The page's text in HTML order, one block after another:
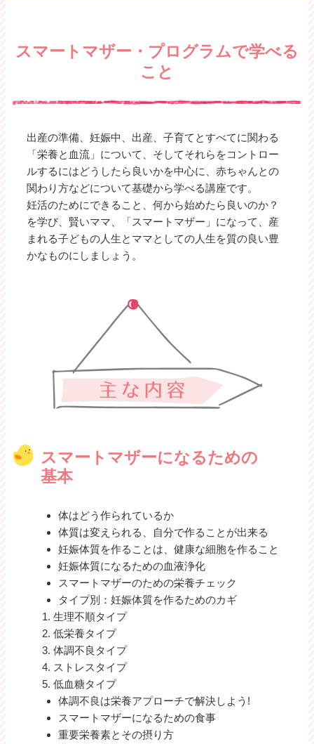
スマートマザー・プログラムで学べる
こと
出産の準備、妊娠中、出産、子育てとすべてに関わる
「栄養と血流」について、そしてそれらをコントロー
ルするにはどうしたら良いかを中心に、赤ちゃんとの
関わり方などについて基礎から学べる講座です。
妊活のためにできること、何から始めたら良いのか？
を学び、賢いママ、「スマートマザー」になって、産
まれる子どもの人生とママとしての人生を質の良い豊
かなものにしましょう。
スマートマザーになるための
基本
体はどう作られているか
体質は変えられる、自分で作ることが出来る
妊娠体質を作ることは、健康な細胞を作ること
妊娠体質になるための血液浄化
スマートマザーのための栄養チェック
タイプ別：妊娠体質を作るためのカギ
生理不順タイプ
低栄養タイプ
体調不良タイプ
ストレスタイプ
低血糖タイプ
体調不良は栄養アプローチで解決しよう!
スマートマザーになるための食事
重要栄養素とその摂り方